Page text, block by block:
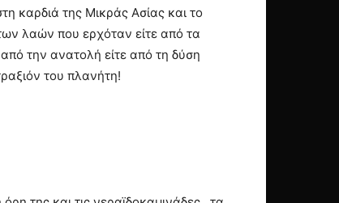
καρδιά της Μικράς Ασίας και το
λαών που ερχόταν είτε από τα
την ανατολή είτε από τη δύση
του πλανήτη!